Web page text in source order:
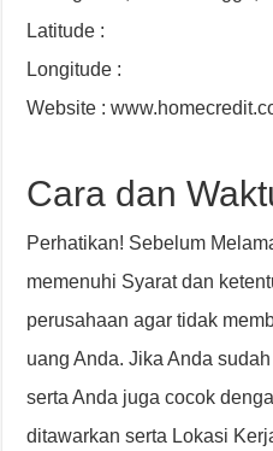
Latitude :
Longitude :
Website :
Cara dan
Perhatikan! Sebelum
memenuhi Syarat dan
perusahaan agar tidak
uang Anda. Jika Anda
serta Anda juga cocok
ditawarkan serta Lokasi